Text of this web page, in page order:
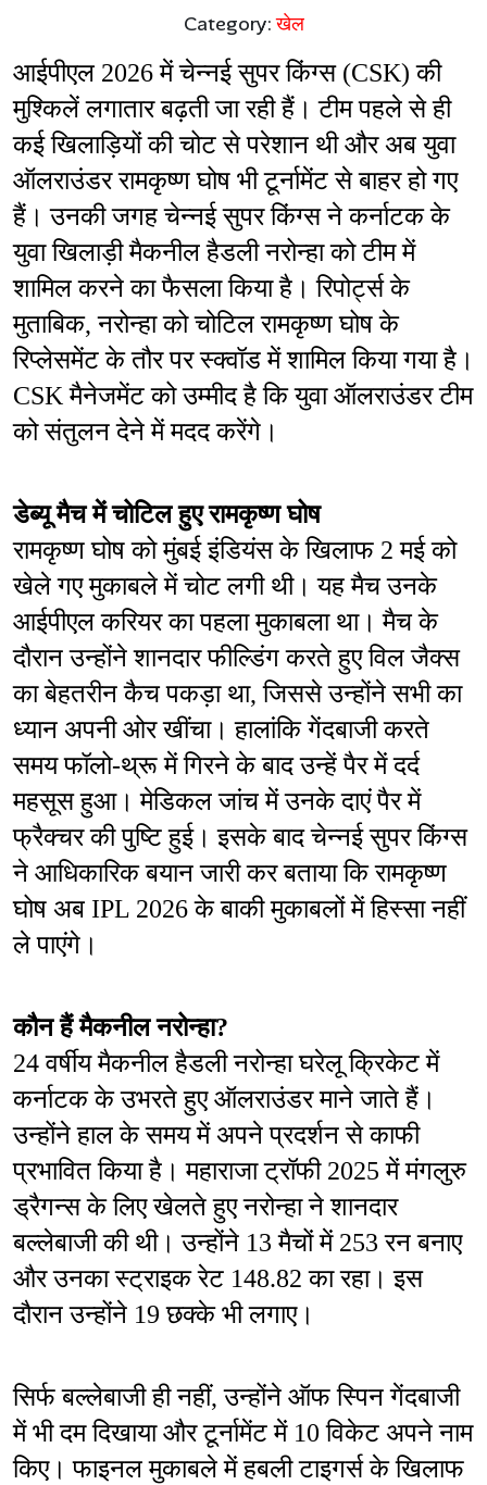
Category:खेल
आईपीएल 2026 में चेन्नई सुपर किंग्स (CSK) की
मुश्किलें लगातार बढ़ती जा रही हैं। टीम पहले से ही
कई खिलाड़ियों की चोट से परेशान थी और अब युवा
ऑलराउंडर रामकृष्ण घोष भी टूर्नामेंट से बाहर हो गए
हैं। उनकी जगह चेन्नई सुपर किंग्स ने कर्नाटक के
युवा खिलाड़ी मैकनील हैडली नरोन्हा को टीम में
शामिल करने का फैसला किया है। रिपोर्ट्स के
मुताबिक, नरोन्हा को चोटिल रामकृष्ण घोष के
रिप्लेसमेंट के तौर पर स्क्वॉड में शामिल किया गया है।
CSK मैनेजमेंट को उम्मीद है कि युवा ऑलराउंडर टीम
को संतुलन देने में मदद करेंगे।
डेब्यू मैच में चोटिल हुए रामकृष्ण घोष
रामकृष्ण घोष को मुंबई इंडियंस के खिलाफ 2 मई को
खेले गए मुकाबले में चोट लगी थी। यह मैच उनके
आईपीएल करियर का पहला मुकाबला था। मैच के
दौरान उन्होंने शानदार फील्डिंग करते हुए विल जैक्स
का बेहतरीन कैच पकड़ा था, जिससे उन्होंने सभी का
ध्यान अपनी ओर खींचा। हालांकि गेंदबाजी करते
समय फॉलो-थ्रू में गिरने के बाद उन्हें पैर में दर्द
महसूस हुआ। मेडिकल जांच में उनके दाएं पैर में
फ्रैक्चर की पुष्टि हुई। इसके बाद चेन्नई सुपर किंग्स
ने आधिकारिक बयान जारी कर बताया कि रामकृष्ण
घोष अब IPL 2026 के बाकी मुकाबलों में हिस्सा नहीं
ले पाएंगे।
कौन हैं मैकनील नरोन्हा?
24 वर्षीय मैकनील हैडली नरोन्हा घरेलू क्रिकेट में
कर्नाटक के उभरते हुए ऑलराउंडर माने जाते हैं।
उन्होंने हाल के समय में अपने प्रदर्शन से काफी
प्रभावित किया है। महाराजा ट्रॉफी 2025 में मंगलुरु
ड्रैगन्स के लिए खेलते हुए नरोन्हा ने शानदार
बल्लेबाजी की थी। उन्होंने 13 मैचों में 253 रन बनाए
और उनका स्ट्राइक रेट 148.82 का रहा। इस
दौरान उन्होंने 19 छक्के भी लगाए।
सिर्फ बल्लेबाजी ही नहीं, उन्होंने ऑफ स्पिन गेंदबाजी
में भी दम दिखाया और टूर्नामेंट में 10 विकेट अपने नाम
किए। फाइनल मुकाबले में हबली टाइगर्स के खिलाफ